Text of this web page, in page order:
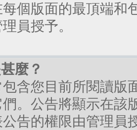
個版面的最頂端和
員授予。
麼？
含您目前所閱讀版
。公告將顯示在該
告的權限由管理員